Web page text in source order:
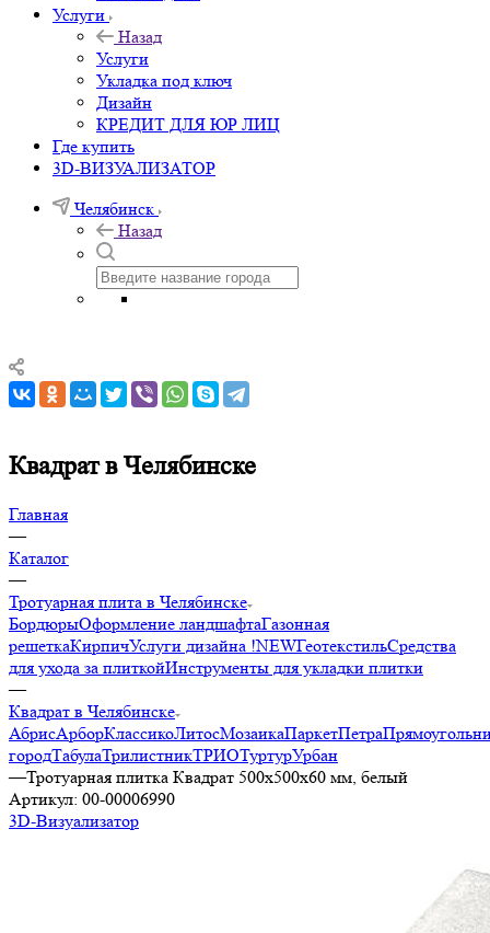
Услуги
Назад
Услуги
Укладка под ключ
Дизайн
КРЕДИТ ДЛЯ ЮР ЛИЦ
Где купить
3D-ВИЗУАЛИЗАТОР
Челябинск
Назад
Квадрат в Челябинске
Главная
—
Каталог
—
Тротуарная плита в Челябинске
БордюрыОформление ландшафтаГазонная
решеткаКирпичУслуги дизайна !NEWГеотекстильСредства
для ухода за плиткойИнструменты для укладки плитки
—
Квадрат в Челябинске
АбрисАрборКлассикоЛитосМозаикаПаркетПетра
городТабулаТрилистникТРИОТуртурУрбан
—Тротуарная плитка Квадрат 500х500х60 мм, белый
Артикул: 00-00006990
3D-Визуализатор